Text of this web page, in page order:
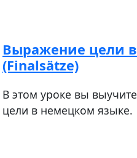
Выражение цели
(Finalsätze)
В этом уроке вы
цели в немецком языке.